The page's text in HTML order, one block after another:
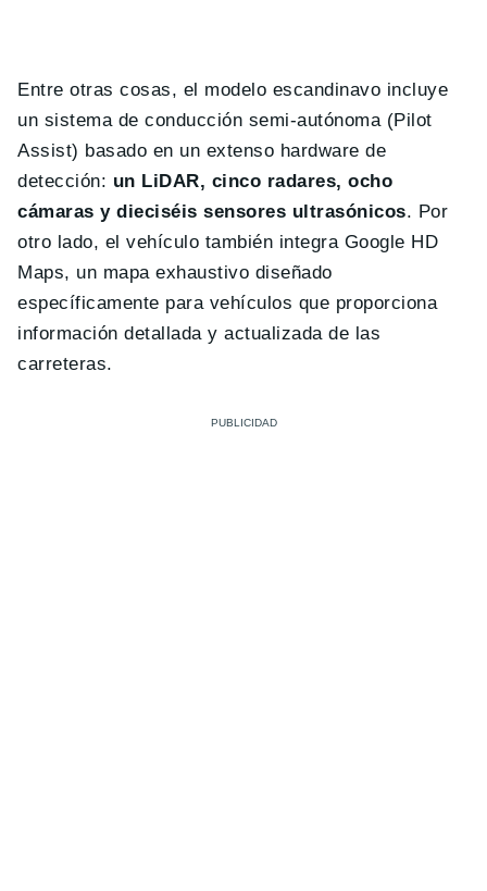
Entre otras cosas, el modelo escandinavo incluye
un sistema de conducción semi-autónoma (Pilot
Assist) basado en un extenso hardware de
detección: un LiDAR, cinco radares, ocho
cámaras y dieciséis sensores ultrasónicos. Por
otro lado, el vehículo también integra Google HD
Maps, un mapa exhaustivo diseñado
específicamente para vehículos que proporciona
información detallada y actualizada de las
carreteras.